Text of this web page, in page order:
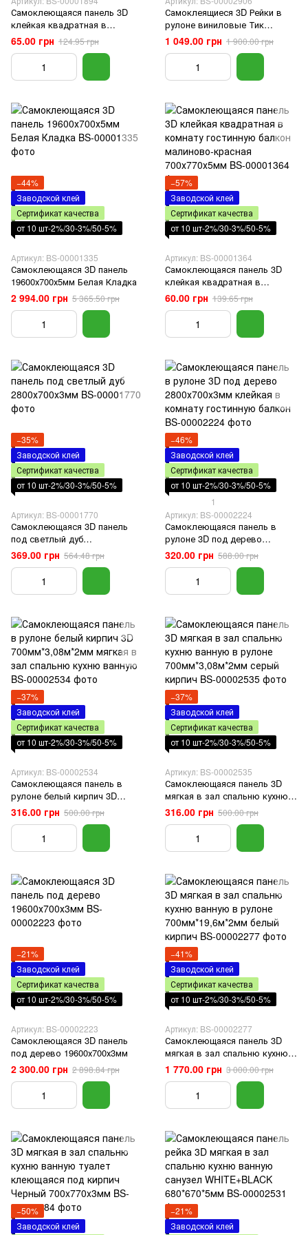
Самоклеющаяся панель 3D
клейкая квадратная в
комнату гостинную балкон
желтый кирпич 700х770х3мм
65.00 грн 124.95 грн
Самоклеящиеся 3D Рейки в
рулоне виниловые Тик
Ореховый 600х3000х3мм для
стен в кухню зал спальню
1 049.00 грн 1 900.00 грн
−44%
Заводской клей
Сертификат качества
от 10 шт-2%/30-3%/50-5%
Артикул: BS-00001335
Самоклеющаяся 3D панель
19600х700х5мм Белая Кладка
2 994.00 грн 5 365.50 грн
−57%
Заводской клей
Сертификат качества
от 10 шт-2%/30-3%/50-5%
Артикул: BS-00001364
Самоклеющаяся панель 3D
клейкая квадратная в
комнату гостинную балкон
малиново-красная
700х770х5мм
60.00 грн 139.65 грн
−35%
Заводской клей
Сертификат качества
от 10 шт-2%/30-3%/50-5%
Артикул: BS-00001770
Самоклеющаяся 3D панель
под светлый дуб
2800х700х3мм
369.00 грн 564.48 грн
−46%
Заводской клей
Сертификат качества
от 10 шт-2%/30-3%/50-5%
1
Артикул: BS-00002224
Самоклеющаяся панель в
рулоне 3D под дерево
2800х700х3мм клейкая в
комнату гостинную балкон
320.00 грн 588.00 грн
−37%
Заводской клей
Сертификат качества
от 10 шт-2%/30-3%/50-5%
Артикул: BS-00002534
Самоклеющаяся панель в
рулоне белый кирпич 3D
700мм*3,08м*2мм мягкая в зал
спальню кухню ванную
316.00 грн 500.00 грн
−37%
Заводской клей
Сертификат качества
от 10 шт-2%/30-3%/50-5%
Артикул: BS-00002535
Самоклеющаяся панель 3D
мягкая в зал спальню кухню
ванную в рулоне
700мм*3,08м*2мм серый
316.00 грн 500.00 грн
−21%
Заводской клей
Сертификат качества
от 10 шт-2%/30-3%/50-5%
Артикул: BS-00002223
Самоклеющаяся 3D панель
под дерево 19600х700х3мм
2 300.00 грн 2 898.84 грн
−41%
Заводской клей
Сертификат качества
от 10 шт-2%/30-3%/50-5%
Артикул: BS-00002277
Самоклеющаяся панель 3D
мягкая в зал спальню кухню
ванную в рулоне
700мм*19,6м*2мм белый
1 770.00 грн 3 000.00 грн
−50%
Заводской клей
−21%
Заводской клей